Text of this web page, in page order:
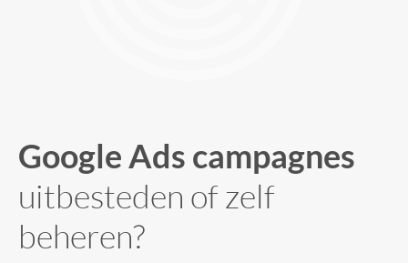
Google Ads campagnes
uitbesteden of zelf
beheren?